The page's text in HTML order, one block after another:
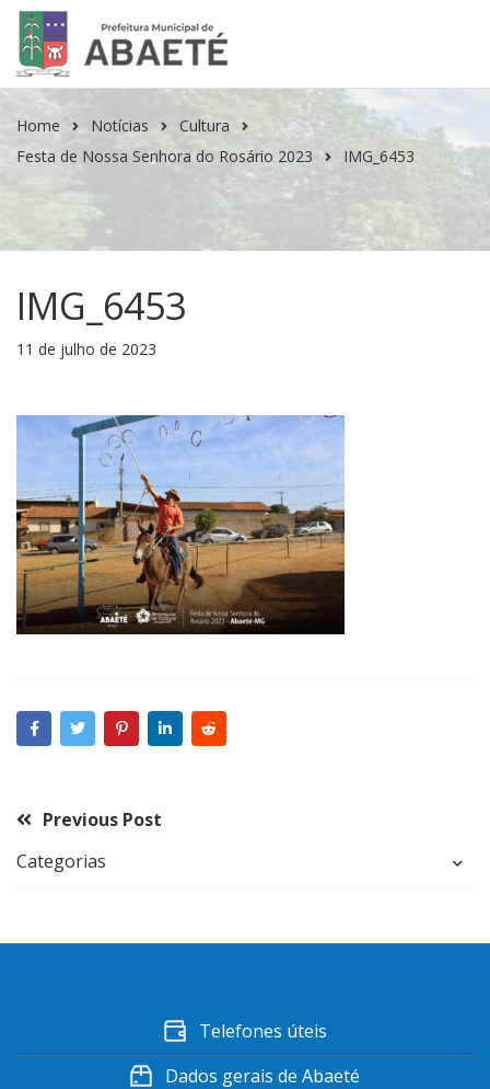
Home Notícias
Cultura
Festa de Nossa Senhora do Rosário 2023
IMG_6453
IMG_6453
11 de julho de 2023
Previous Post
Categorias
Telefones úteis
Dados gerais de Abaeté